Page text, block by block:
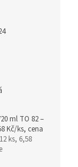
ml TO 82 –
Kč/ks, cena
ks, 6,58